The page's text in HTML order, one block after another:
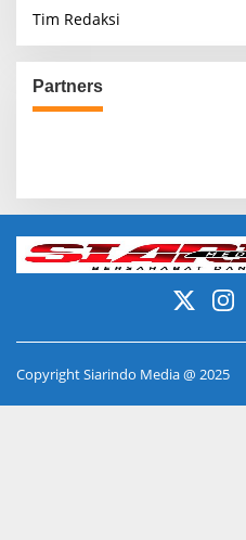
Tim Redaksi
Partners
Copyright Siarindo Media @ 2025